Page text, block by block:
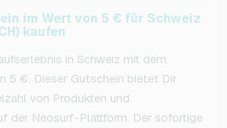
im Wert von 5 € für Schweiz
kaufen
in Schweiz mit dem
5 €. Dieser Gutschein bietet Dir
von Produkten und
der Neosurf-Plattform. Der sofortige